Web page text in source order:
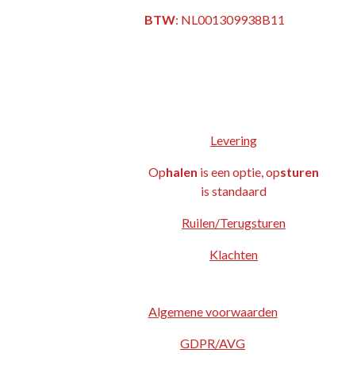
BTW: NL001309938B11
Levering
Ophalen is een optie, opsturen
is standaard
Ruilen/Terugsturen
Klachten
Algemene voorwaarden
GDPR/AVG